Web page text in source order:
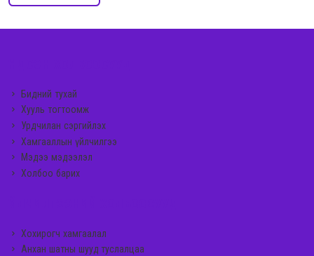
Бидний тухай
Хууль тогтоомж
Урдчилан сэргийлэх
Хамгааллын үйлчилгээ
Мэдээ мэдээлэл
Холбоо барих
Хохирогч хамгаалал
Анхан шатны шууд туслалцаа